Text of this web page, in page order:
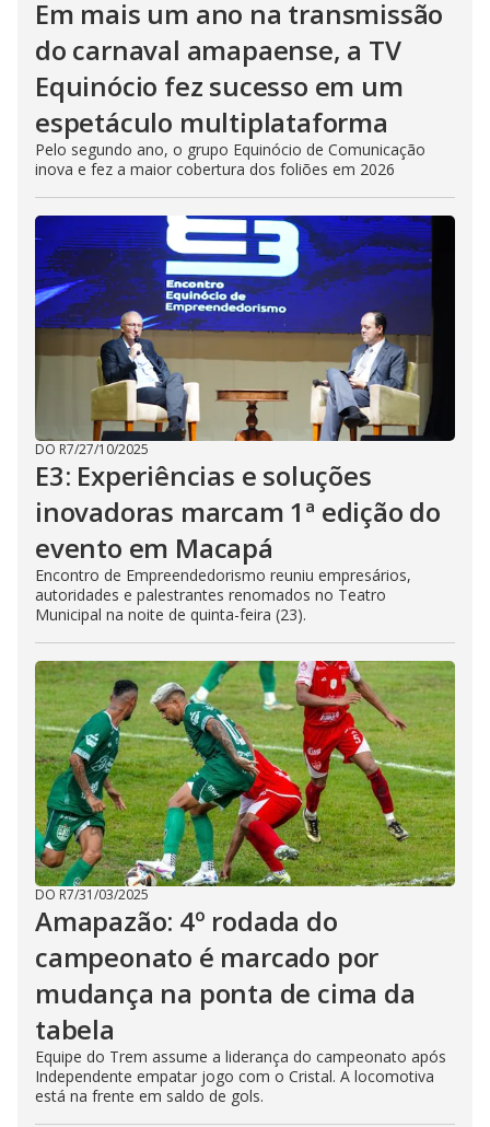
Em mais um ano na transmissão
do carnaval amapaense, a TV
Equinócio fez sucesso em um
espetáculo multiplataforma
Pelo segundo ano, o grupo Equinócio de Comunicação
inova e fez a maior cobertura dos foliões em 2026
DO R7/27/10/2025
E3: Experiências e soluções
inovadoras marcam 1ª edição do
evento em Macapá
Encontro de Empreendedorismo reuniu empresários,
autoridades e palestrantes renomados no Teatro
Municipal na noite de quinta-feira (23).
DO R7/31/03/2025
Amapazão: 4º rodada do
campeonato é marcado por
mudança na ponta de cima da
tabela
Equipe do Trem assume a liderança do campeonato após
Independente empatar jogo com o Cristal. A locomotiva
está na frente em saldo de gols.